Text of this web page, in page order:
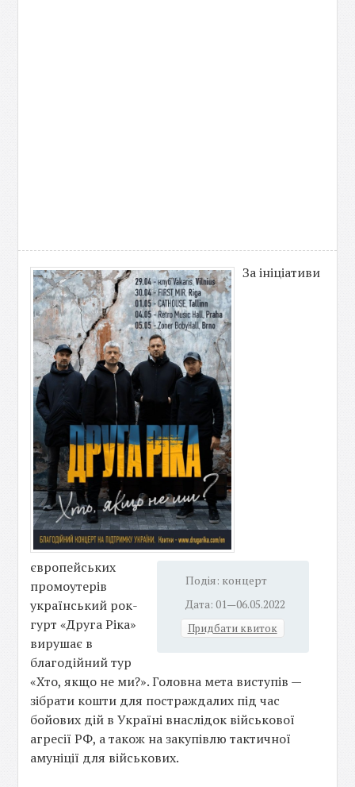
Подія: концерт
Дата: 01—06.05.2022
Придбати квиток
За ініціативи
європейських
промоутерів
український рок-
гурт «Друга Ріка»
вирушає в
благодійний тур
«Хто, якщо не ми?». Головна мета виступів —
зібрати кошти для постраждалих під час
бойових дій в Україні внаслідок військової
агресії РФ, а також на закупівлю тактичної
амуніції для військових.